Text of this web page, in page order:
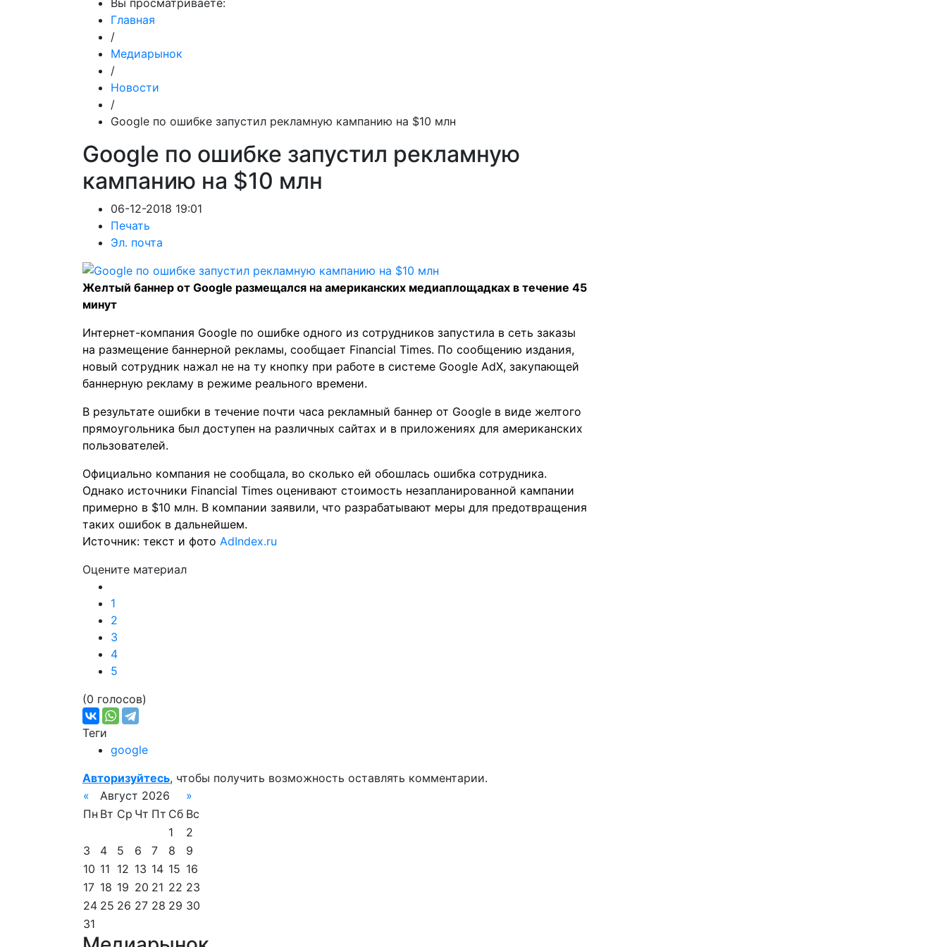
Вы просматриваете:
Главная
/
Медиарынок
/
Новости
/
Google по ошибке запустил рекламную кампанию на $10 млн
Google по ошибке запустил рекламную
кампанию на $10 млн
06-12-2018 19:01
Печать
Эл. почта
Желтый баннер от Google размещался на американских медиаплощадках в течение 45
минут
Интернет-компания Google по ошибке одного из сотрудников запустила в сеть заказы
на размещение баннерной рекламы, сообщает Financial Times. По сообщению издания,
новый сотрудник нажал не на ту кнопку при работе в системе Google AdX, закупающей
баннерную рекламу в режиме реального времени.
В результате ошибки в течение почти часа рекламный баннер от Google в виде желтого
прямоугольника был доступен на различных сайтах и в приложениях для американских
пользователей.
Официально компания не сообщала, во сколько ей обошлась ошибка сотрудника.
Однако источники Financial Times оценивают стоимость незапланированной кампании
примерно в $10 млн. В компании заявили, что разрабатывают меры для предотвращения
таких ошибок в дальнейшем.
Источник: текст и фото AdIndex.ru
Оцените материал
1
2
3
4
5
(0 голосов)
Теги
google
Авторизуйтесь, чтобы получить возможность оставлять комментарии.
«
Август 2026
»
Пн Вт Ср Чт Пт Сб Вс
1
2
3
4 5 6 7 8
9
10 11 12 13 14 15 16
17 18 19 20 21 22 23
24 25 26 27 28 29 30
31